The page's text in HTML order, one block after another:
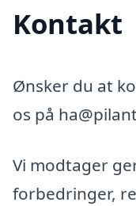
Kontakt
Ønsker du at
os på
Vi modtager
forbedringer,